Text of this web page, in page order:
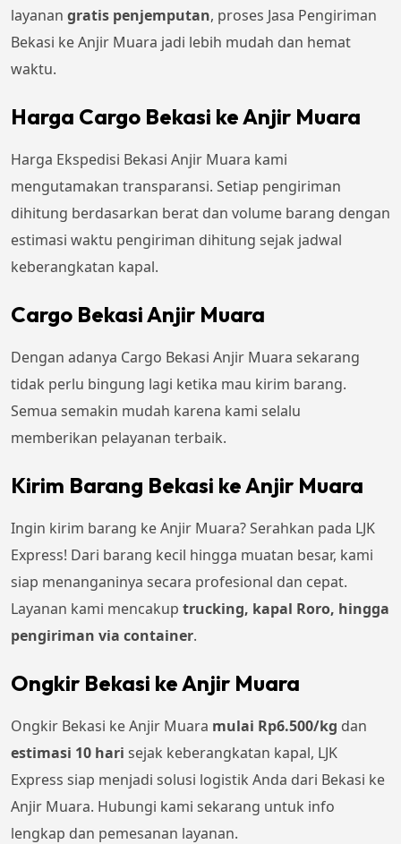
layanan gratis penjemputan, proses Jasa Pengiriman
Bekasi ke Anjir Muara jadi lebih mudah dan hemat
waktu.
Harga Cargo Bekasi ke Anjir Muara
Harga Ekspedisi Bekasi Anjir Muara kami
mengutamakan transparansi. Setiap pengiriman
dihitung berdasarkan berat dan volume barang dengan
estimasi waktu pengiriman dihitung sejak jadwal
keberangkatan kapal.
Cargo Bekasi Anjir Muara
Dengan adanya Cargo Bekasi Anjir Muara sekarang
tidak perlu bingung lagi ketika mau kirim barang.
Semua semakin mudah karena kami selalu
memberikan pelayanan terbaik.
Kirim Barang Bekasi ke Anjir Muara
Ingin kirim barang ke Anjir Muara? Serahkan pada LJK
Express! Dari barang kecil hingga muatan besar, kami
siap menanganinya secara profesional dan cepat.
Layanan kami mencakup trucking, kapal Roro, hingga
pengiriman via container.
Ongkir Bekasi ke Anjir Muara
Ongkir Bekasi ke Anjir Muara mulai Rp6.500/kg dan
estimasi 10 hari sejak keberangkatan kapal, LJK
Express siap menjadi solusi logistik Anda dari Bekasi ke
Anjir Muara. Hubungi kami sekarang untuk info
lengkap dan pemesanan layanan.